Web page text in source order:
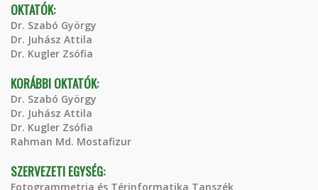
OKTATÓK:
Dr. Szabó György
Dr. Juhász Attila
Dr. Kugler Zsófia
KORÁBBI OKTATÓK:
Dr. Szabó György
Dr. Juhász Attila
Dr. Kugler Zsófia
Rahman Md. Mostafizur
SZERVEZETI EGYSÉG:
Fotogrammetria és Térinformatika Tanszék